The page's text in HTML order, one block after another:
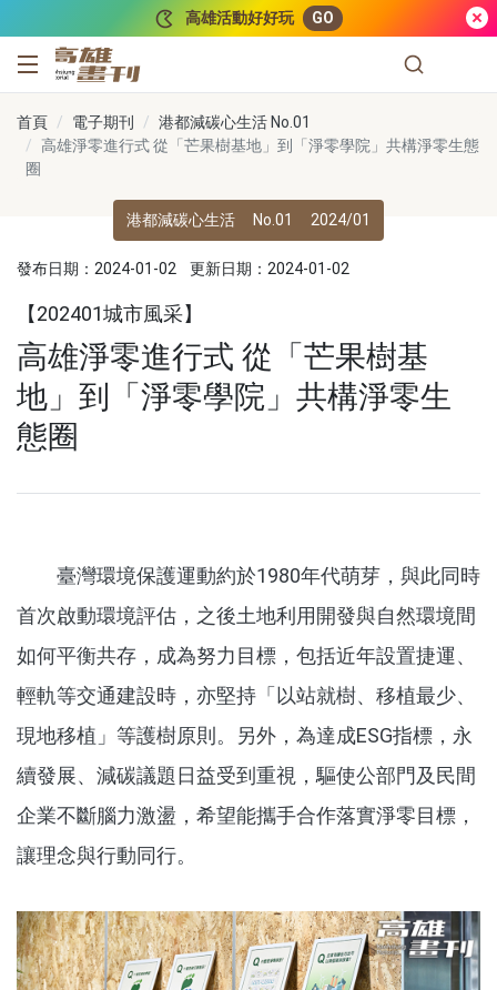
高雄活動好好玩 GO
高雄畫刊
首頁 電子期刊
港都減碳心生活 No.01
高雄淨零進行式 從「芒果樹基地」到「淨零學院」共構淨零生態
圈
港都減碳心生活 No.01 2024/01
發布日期：2024-01-02 更新日期：2024-01-02
【202401城市風采】
高雄淨零進行式 從「芒果樹基
地」到「淨零學院」共構淨零生
態圈
臺灣環境保護運動約於1980年代萌芽，與此同時
首次啟動環境評估，之後土地利用開發與自然環境間
如何平衡共存，成為努力目標，包括近年設置捷運、
輕軌等交通建設時，亦堅持「以站就樹、移植最少、
現地移植」等護樹原則。另外，為達成ESG指標，永
續發展、減碳議題日益受到重視，驅使公部門及民間
企業不斷腦力激盪，希望能攜手合作落實淨零目標，
讓理念與行動同行。